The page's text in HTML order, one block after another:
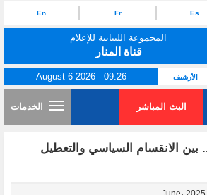
Es
Fr
En
المجموعة اللبنانية للإعلام
قناة المنار
الأرشيف August 6 2026 - 09:26
البث المباشر الخدمات
بين الانقسام السياسي والتعطيل